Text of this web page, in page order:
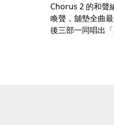
Chorus 2 的和聲
喚聲，舖墊全曲
後三部一同唱出